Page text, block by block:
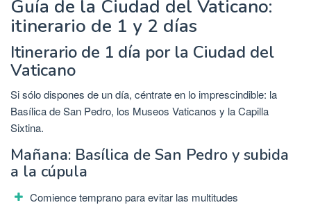
Guía de la Ciudad del Vaticano:
itinerario de 1 y 2 días
Itinerario de 1 día por la Ciudad del
Vaticano
Si sólo dispones de un día, céntrate en lo imprescindible: la
Basílica de San Pedro, los Museos Vaticanos y la Capilla
Sixtina.
Mañana: Basílica de San Pedro y subida
a la cúpula
Comience temprano para evitar las multitudes